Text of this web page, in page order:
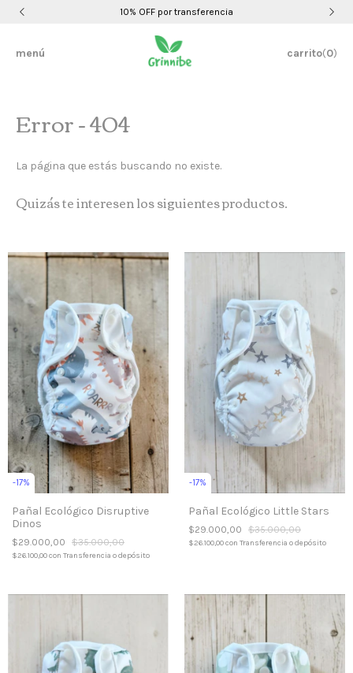
10% OFF por transferencia
menú carrito(0)
Error - 404
La página que estás buscando no existe.
Quizás te interesen los siguientes productos.
-17%
Pañal Ecológico Disruptive
Dinos
$29.000,00 $35.000,00
$26.100,00con Transferencia o depósito
-17%
Pañal Ecológico Little Stars
$29.000,00 $35.000,00
$26.100,00con Transferencia o depósito